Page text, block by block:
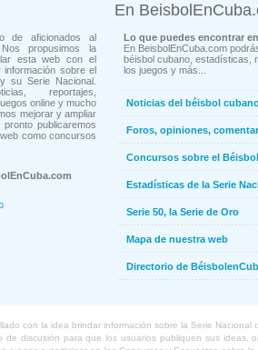
de aficionados al
propusimos la
esta web con el
información sobre el
su Serie Nacional.
reportajes,
online y mucho
mejorar y ampliar
publicaremos
como concursos
En
Lo que puedes encontrar
En BeisbolEnCuba.com
béisbol cubano, estadísticas,
los juegos y más...
Noticias del béisbol
Foros, opiniones,
Concursos sobre el
Estadísticas de la Serie
Serie 50, la Serie de Oro
Mapa de nuestra web
Directorio de
con la idea brindar información sobre la Serie
de discusión para que los usuarios publiquen sus